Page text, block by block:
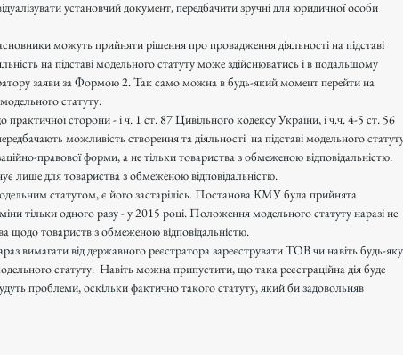
установчий документ, передбачити зручні для юридичної особи
можуть прийняти рішення про провадження діяльності на підставі
на підставі модельного статуту може здійснюватись і в подальшому
заяви за Формою 2. Так само можна в будь-який момент перейти на
модельного статуту.
сторони - і ч. 1 ст. 87 Цивільного кодексу України, і ч.ч. 4-5 ст. 56
можливість створення та діяльності  на підставі модельного
правової форми, а не тільки товариства з обмеженою відповідальністю.
лише для товариства з обмеженою відповідальністю.
статутом, є його застарілісь. Постанова КМУ була прийнята
тільки одного разу - у 2015 році. Положення модельного статуту наразі не
щодо товариств з обмеженою відповідальністю.
вимагати від державного реєстратора зареєструвати ТОВ чи навіть будь-яку
статуту.  Навіть можна припустити, що така реєстраційна дія буде
проблеми, оскільки фактично такого статуту, який би задовольняв